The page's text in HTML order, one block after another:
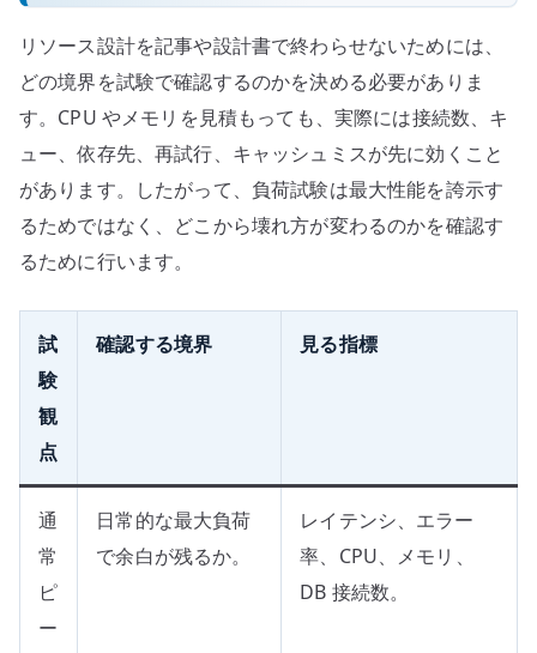
リソース設計を記事や設計書で終わらせないためには、
どの境界を試験で確認するのかを決める必要がありま
す。CPU やメモリを見積もっても、実際には接続数、キ
ュー、依存先、再試行、キャッシュミスが先に効くこと
があります。したがって、負荷試験は最大性能を誇示す
るためではなく、どこから壊れ方が変わるのかを確認す
るために行います。
試
験
観
点
確認する境界 見る指標
通
常
ピ
ー
日常的な最大負荷
で余白が残るか。
レイテンシ、エラー
率、CPU、メモリ、
DB 接続数。